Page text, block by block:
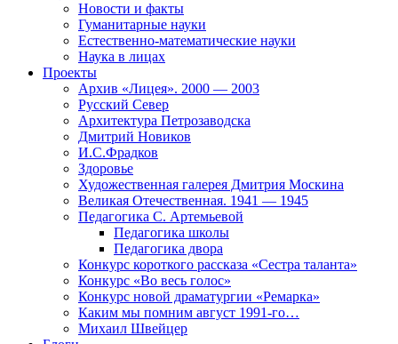
Новости и факты
Гуманитарные науки
Естественно-математические науки
Наука в лицах
Проекты
Архив «Лицея». 2000 — 2003
Русский Север
Архитектура Петрозаводска
Дмитрий Новиков
И.С.Фрадков
Здоровье
Художественная галерея Дмитрия Москина
Великая Отечественная. 1941 — 1945
Педагогика С. Артемьевой
Педагогика школы
Педагогика двора
Конкурс короткого рассказа «Сестра таланта»
Конкурс «Во весь голос»
Конкурс новой драматургии «Ремарка»
Каким мы помним август 1991-го…
Михаил Швейцер